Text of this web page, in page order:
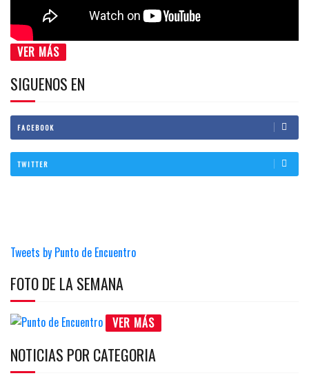
VER MÁS
SIGUENOS EN
FACEBOOK
TWITTER
Tweets by Punto de Encuentro
FOTO DE LA SEMANA
VER MÁS
NOTICIAS POR CATEGORIA